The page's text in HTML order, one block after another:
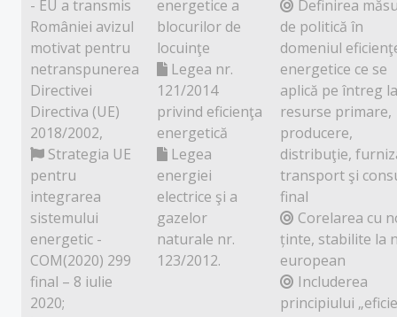
- EU a transmis
României avizul
motivat pentru
netranspunerea
Directivei
Directiva (UE)
2018/2002,
Strategia UE
pentru
integrarea
sistemului
energetic -
COM(2020) 299
final – 8 iulie
2020;
energetice a
blocurilor de
locuinţe
Legea nr.
121/2014
privind eficienţa
energetică
Legea
energiei
electrice şi a
gazelor
naturale nr.
123/2012.
Definirea
de politică în
domeniul
energetice ce se
aplică pe întreg
resurse primare,
producere,
distribuţie,
transport şi
final
Corelarea cu
ținte, stabilite la
european
Includerea
principiului